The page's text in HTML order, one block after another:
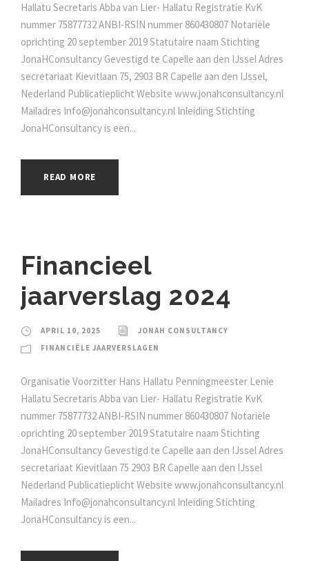
Hallatu Secretaris Abba van Lier- Hallatu Registratie KvK
nummer 75877732 ANBI-RSIN nummer 860430807 Notariële
oprichting 20 september 2019 Statutaire naam Stichting
JonaHConsultancy Gevestigd te Capelle aan den IJssel Adres
secretariaat Kievitlaan 75, 2903 BR Capelle aan den IJssel,
Nederland Publicatieplicht Website www.jonahconsultancy.nl
Mailadres Info@jonahconsultancy.nl Inleiding Stichting
JonaHConsultancy is een...
READ MORE
Financieel
jaarverslag 2024
APRIL 10, 2025
JONAH CONSULTANCY
FINANCIËLE JAARVERSLAGEN
Organisatie Voorzitter Hans Hallatu Penningmeester Lenie
Hallatu Secretaris Abba van Lier- Hallatu Registratie KvK
nummer 75877732 ANBI-RSIN nummer 860430807 Notariële
oprichting 20 september 2019 Statutaire naam Stichting
JonaHConsultancy Gevestigd te Capelle aan den IJssel Adres
secretariaat Kievitlaan 75 2903 BR Capelle aan den IJssel
Nederland Publicatieplicht Website www.jonahconsultancy.nl
Mailadres Info@jonahconsultancy.nl Inleiding Stichting
JonaHConsultancy is een...